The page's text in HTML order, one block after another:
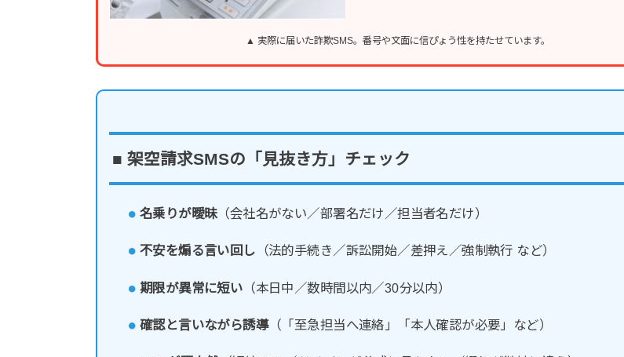
▲ 実際に届いた詐欺SMS。番号や文面に信ぴょう性を持たせています。
■ 架空請求SMSの「見抜き方」チェック
名乗りが曖昧（会社名がない／部署名だけ／担当者名だけ）
不安を煽る言い回し （法的手続き／訴訟開始／差押え／強制執行 など）
期限が異常に短い （本日中／数時間以内／30分以内）
確認と言いながら誘導（「至急担当へ連絡」「本人確認が必要」など）